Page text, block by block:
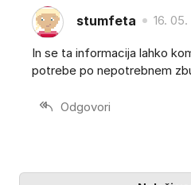
stumfeta 16. 05.
In se ta informacija lahko
potrebe po nepotrebnem
Odgovori